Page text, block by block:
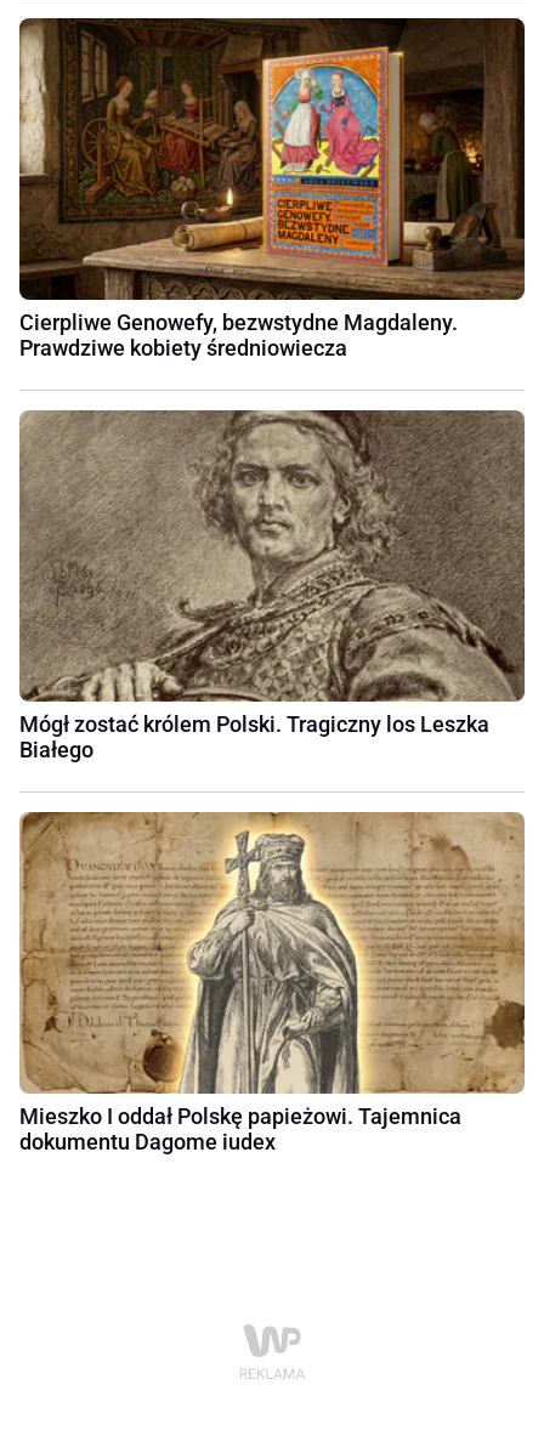
Cierpliwe Genowefy, bezwstydne Magdaleny.
Prawdziwe kobiety średniowiecza
Mógł zostać królem Polski. Tragiczny los Leszka
Białego
Mieszko I oddał Polskę papieżowi. Tajemnica
dokumentu Dagome iudex